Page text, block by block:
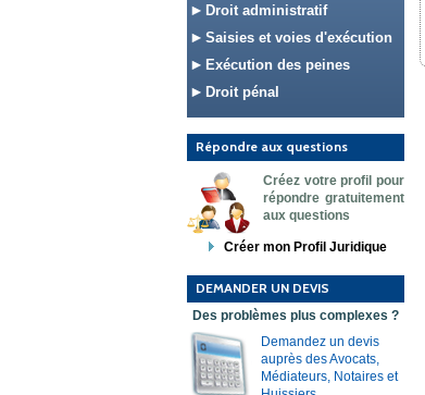
Droit administratif
Saisies et voies d'exécution
Exécution des peines
Droit pénal
Répondre aux questions
Créez votre profil pour
répondre gratuitement
aux questions
Créer mon Profil Juridique
DEMANDER UN DEVIS
Des problèmes plus complexes ?
Demandez un devis
auprès des Avocats,
Médiateurs, Notaires et